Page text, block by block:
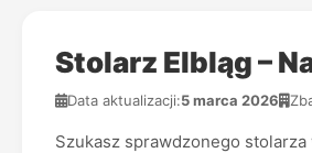
Stolarz Elbląg –
Data aktualizacji:5 marca 2026
Szukasz sprawdzonego